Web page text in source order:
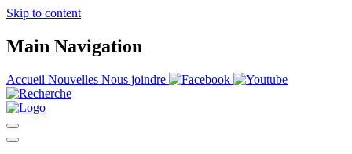
Skip to content
Main Navigation
Accueil Nouvelles Nous joindre